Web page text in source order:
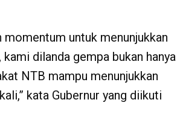
momentum untuk menunjukkan
dilanda gempa bukan hanya
NTB mampu menunjukkan
kata Gubernur yang diikuti